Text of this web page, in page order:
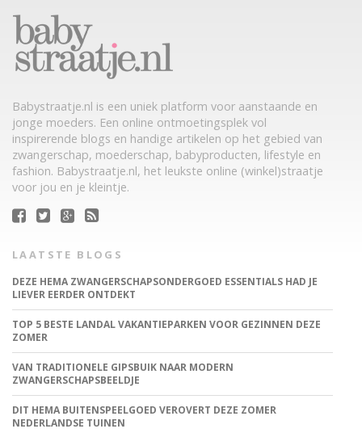
Babystraatje.nl is een uniek platform voor aanstaande en
jonge moeders. Een online ontmoetingsplek vol
inspirerende blogs en handige artikelen op het gebied van
zwangerschap, moederschap, babyproducten, lifestyle en
fashion. Babystraatje.nl, het leukste online (winkel)straatje
voor jou en je kleintje.
LAATSTE BLOGS
DEZE HEMA ZWANGERSCHAPSONDERGOED ESSENTIALS HAD JE
LIEVER EERDER ONTDEKT
TOP 5 BESTE LANDAL VAKANTIEPARKEN VOOR GEZINNEN DEZE
ZOMER
VAN TRADITIONELE GIPSBUIK NAAR MODERN
ZWANGERSCHAPSBEELDJE
DIT HEMA BUITENSPEELGOED VEROVERT DEZE ZOMER
NEDERLANDSE TUINEN